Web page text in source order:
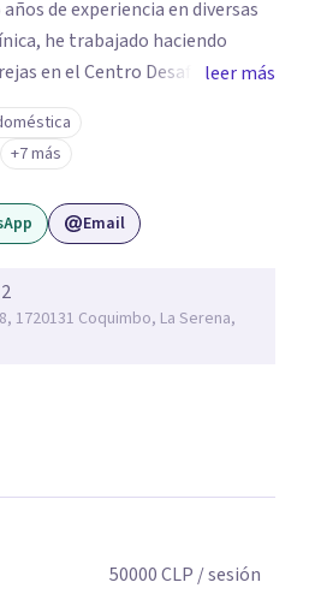
he trabajado haciendo
en el Centro Desafío de
Renacer, coordinando el
Para hombre que ejercen
y siendo docente en
impartiendo cátedras de
de Sistemas Psicológicos y
leer más
+7 más
Email
1720131 Coquimbo, La Serena,
50000CLP / sesión